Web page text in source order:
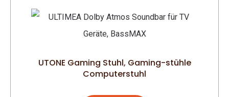
UTONE Gaming Stuhl, Gaming-stühle
Computerstuhl